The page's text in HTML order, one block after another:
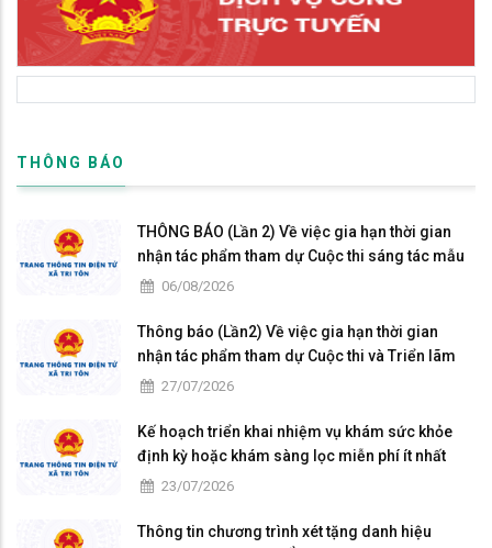
THÔNG BÁO
THÔNG BÁO (Lần 2) Về việc gia hạn thời gian
nhận tác phẩm tham dự Cuộc thi sáng tác mẫu
biểu trưng Năm APEC 2027 tại Việt Nam
06/08/2026
Thông báo (Lần2) Về việc gia hạn thời gian
nhận tác phẩm tham dự Cuộc thi và Triển lãm
Mỹ thuật ứng dụng toàn quốc Lần thứ 6
27/07/2026
Kế hoạch triển khai nhiệm vụ khám sức khỏe
định kỳ hoặc khám sàng lọc miễn phí ít nhất
mỗi năm một lần cho người dân trên địa bàn xã
23/07/2026
Thông tin chương trình xét tặng danh hiệu